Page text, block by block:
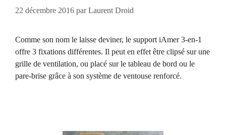
22 décembre 2016 parLaurent Droid
Comme son nom le laisse deviner, le support iAmer 3-en-1
offre 3 fixations différentes. Il peut en effet être clipsé sur une
grille de ventilation, ou placé sur le tableau de bord ou le
pare-brise grâce à son système de ventouse renforcé.